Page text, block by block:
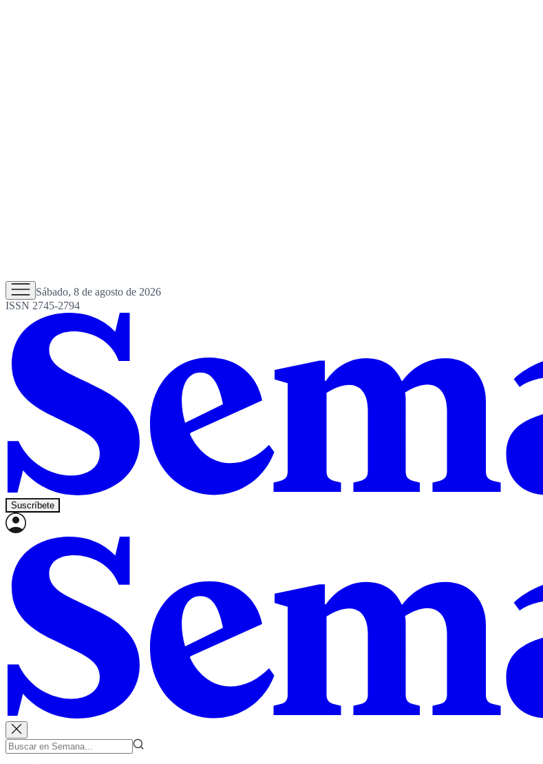
Sábado, 8 de agosto de 2026
ISSN 2745-2794
Suscríbete